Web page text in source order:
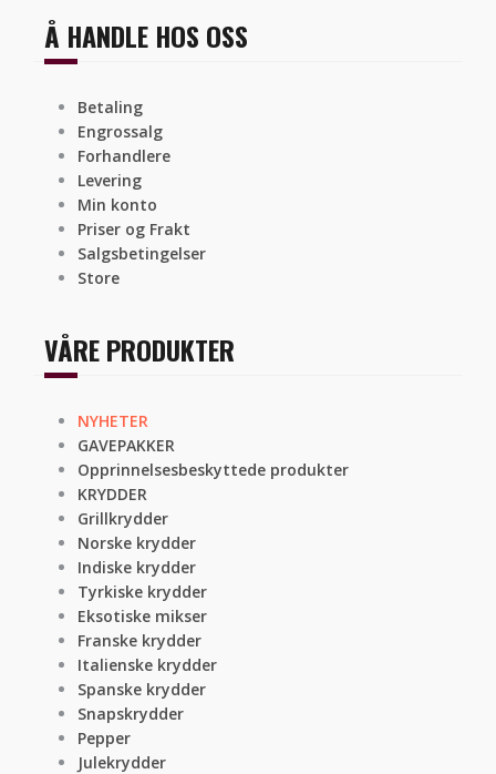
Å HANDLE HOS OSS
Betaling
Engrossalg
Forhandlere
Levering
Min konto
Priser og Frakt
Salgsbetingelser
Store
VÅRE PRODUKTER
NYHETER
GAVEPAKKER
Opprinnelsesbeskyttede produkter
KRYDDER
Grillkrydder
Norske krydder
Indiske krydder
Tyrkiske krydder
Eksotiske mikser
Franske krydder
Italienske krydder
Spanske krydder
Snapskrydder
Pepper
Julekrydder